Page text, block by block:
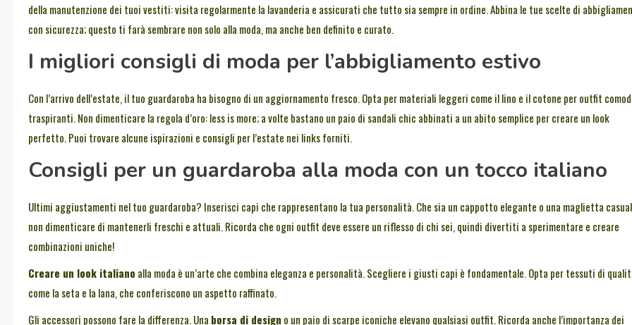
della manutenzione dei tuoi vestiti: visita regolarmente la lavanderia e assicurati che tutto sia sempre in ordine. Abbina le tue scelte di
con sicurezza; questo ti farà sembrare non solo alla moda, ma anche ben definito e curato.
I migliori consigli di moda per l’abbigliamento estivo
Con l’arrivo dell’estate, il tuo guardaroba ha bisogno di un aggiornamento fresco. Opta per materiali leggeri come il lino e il cotone per outfit
traspiranti. Non dimenticare la regola d’oro: less is more; a volte bastano un paio di sandali chic abbinati a un abito semplice per creare un look
perfetto. Puoi trovare alcune ispirazioni e consigli per l’estate nei links forniti.
Consigli per un guardaroba alla moda con un tocco italiano
Ultimi aggiustamenti nel tuo guardaroba? Inserisci capi che rappresentano la tua personalità. Che sia un cappotto elegante o una maglietta
non dimenticare di mantenerli freschi e attuali. Ricorda che ogni outfit deve essere un riflesso di chi sei, quindi divertiti a sperimentare e creare
combinazioni uniche!
Creare un look italiano alla moda è un’arte che combina eleganza e personalità. Scegliere i giusti capi è fondamentale. Opta per tessuti di
come la seta e la lana, che conferiscono un aspetto raffinato.
Gli accessori possono fare la differenza. Una borsa di design o un paio di scarpe iconiche elevano qualsiasi outfit. Ricorda anche l’importanza dei